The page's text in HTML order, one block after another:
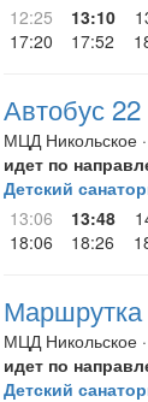
12:25
13:10
17:20
17:52
Автобус 22
МЦД Никольское
идет по
Детский
13:06
13:48
18:06
18:26
Маршрутка
МЦД Никольское
идет по
Детский